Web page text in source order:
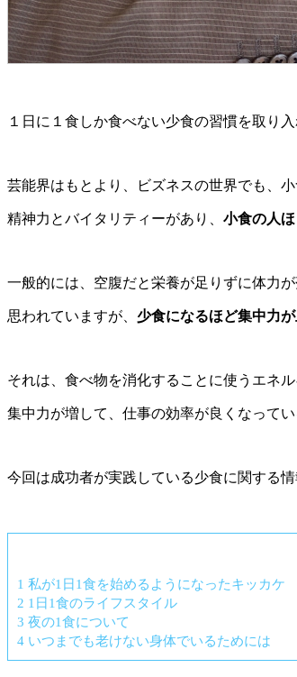
１日に１食しか食べない少食の習慣を取り
芸能界はもとより、ビズネスの世界でも、
精神力とバイタリティーがあり、 小食の人
一般的には、空腹だと栄養が足りずに体力
思われていますが、 少食になるほど集中力が
それは、食べ物を消化することに使うエネ
集中力が増して、仕事の効率が良くなってい
今回は成功者が実践している少食に関する情
1 私が1日1食を始めるようになったキッカケ
2 1日1食のライフスタイル
3 夜の1食について
4 いつまでも老けない身体でいるためには